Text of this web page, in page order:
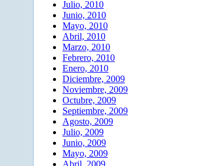
Julio, 2010
Junio, 2010
Mayo, 2010
Abril, 2010
Marzo, 2010
Febrero, 2010
Enero, 2010
Diciembre, 2009
Noviembre, 2009
Octubre, 2009
Septiembre, 2009
Agosto, 2009
Julio, 2009
Junio, 2009
Mayo, 2009
Abril, 2009